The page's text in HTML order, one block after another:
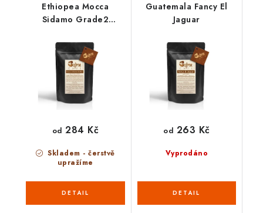
Ethiopea Mocca
Sidamo Grade2
Skladem - čerstvě
upražíme
od 284 Kč
Guatemala Fancy El
Jaguar
Vyprodáno
od 263 Kč